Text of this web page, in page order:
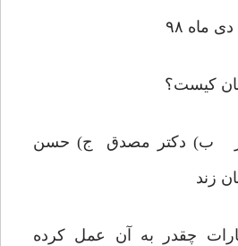
ب) دکتر مصدق ج) حسن
زند
چقدر به آن عمل کرده